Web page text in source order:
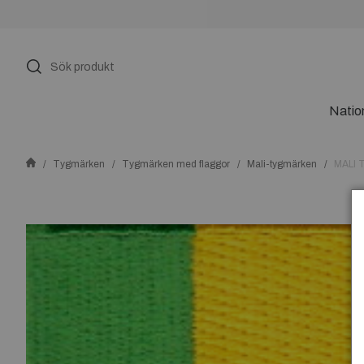
Tygmärken Tygmärken med flaggor Mali-tygmärken MALI